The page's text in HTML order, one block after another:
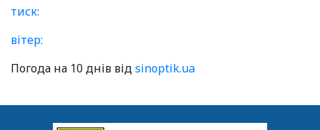
тиск:
вітер:
Погода на 10 днів відsinoptik.ua